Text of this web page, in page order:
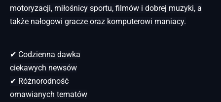
motoryzacji, miłośnicy sportu, filmów i dobrej muzyki, a
także nałogowi gracze oraz komputerowi maniacy.
✔ Codzienna dawka
ciekawych newsów
✔ Różnorodność
omawianych tematów